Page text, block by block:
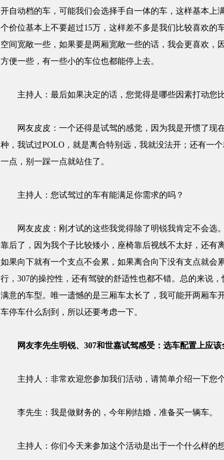
开自动档的车，可能我们会选择手自一体的车，这样基本上
个价位基本上不要超过15万，这样差不多是我们比较喜欢的
空间宽敞一些，如果要是两厢宽敞一些的话，我会更喜欢，
方便一些，有一些小的车位也都能停上去。
主持人：最后如果决定的话，您觉得是哪些因素打动您
网友皮皮：一个还得是试驾的感觉，因为我是开惯了现
种，我试过POLO，就是离合特别远，我就没法开；还有一
一点，别一踩一点就站住了。
主持人：您试驾过的车有能满足你需求的吗？
网友皮皮：刚才试的这些我觉得除了明锐我肯定不会选
靠后了，因为我个子比较矮小，座椅靠后视线不太好，还有
如果向下就有一个支点不会累，如果离合向下没有支点就会
行，307的操控性，还有驾驶的舒适性也都不错。总的来说
满意的车型。唯一遗憾的是三厢车太长了，我可能开两厢车
车停车什么刮到，所以还要考虑一下。
网友李先生明锐、307和世嘉试驾感受：选车配置上应该
主持人：非常欢迎您参加我们活动，请简单介绍一下您个
李先生：我是做财务的，今年刚结婚，准备买一辆车。
主持人：你们今天来参加这个活动是出于一个什么样的